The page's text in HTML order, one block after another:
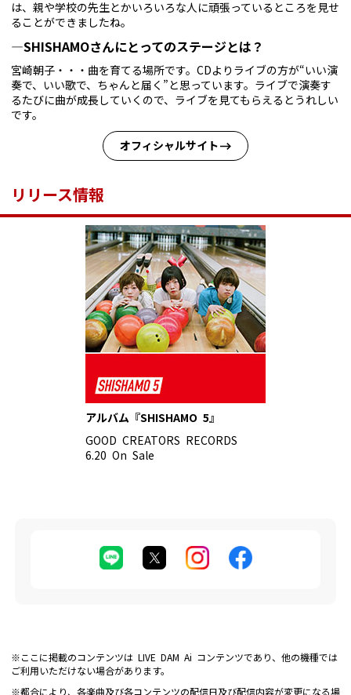
は、親や学校の先生とかいろいろな人に頑張っているところを見せ
ることができましたね。
—SHISHAMOさんにとってのステージとは？
宮崎朝子・・・曲を育てる場所です。CDよりライブの方が“いい演
奏で、いい歌で、ちゃんと届く”と思っています。ライブで演奏す
るたびに曲が成長していくので、ライブを見てもらえるとうれしい
です。
オフィシャルサイト
リリース情報
アルバム『SHISHAMO 5』
GOOD CREATORS RECORDS
6.20 On Sale
※ここに掲載のコンテンツは LIVE DAM Ai コンテンツであり、他の機種では
ご利用いただけない場合があります。
※都合により、各楽曲及び各コンテンツの配信日及び配信内容が変更になる場